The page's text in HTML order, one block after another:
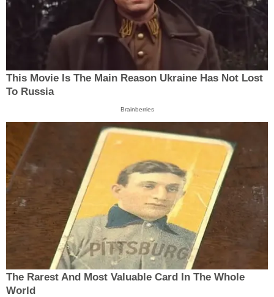
This Movie Is The Main Reason Ukraine Has Not Lost
To Russia
Brainberries
The Rarest And Most Valuable Card In The Whole
World